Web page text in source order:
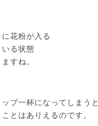
花粉が入る
る状態
すね。
プ一杯になってしまうと
とはありえるのです。